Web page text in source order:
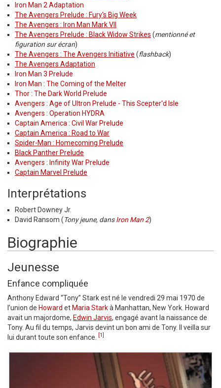
Iron Man 2 Adaptation
The Avengers Prelude : Fury's Big Week
The Avengers : Iron Man Mark VII
The Avengers Prelude : Black Widow Strikes (mentionné et
figuration sur écran)
The Avengers : The Avengers Initiative (flashback)
The Avengers Adaptation
Iron Man 3 Prelude
Iron Man : The Coming of the Melter
Thor : The Dark World Prelude
Avengers : Age of Ultron Prelude - This Scepter'd Isle
Avengers : Operation HYDRA
Captain America : Civil War Prelude
Captain America : Road to War
Spider-Man : Homecoming Prelude
Black Panther Prelude
Avengers : Infinity War Prelude
Captain Marvel Prelude
Interprétations
Robert Downey Jr.
David Ransom (Tony jeune, dansIron Man 2)
Biographie
Jeunesse
Enfance compliquée
Anthony Edward “Tony” Stark est né le vendredi 29 mai 1970 de
l’union de Howard et Maria Starkà Manhattan, New York. Howard
avait un majordome, Edwin Jarvis, engagé avant la naissance de
Tony. Au fil du temps, Jarvis devint un bon ami de Tony. Il veilla sur
lui durant toute son enfance.
[1]